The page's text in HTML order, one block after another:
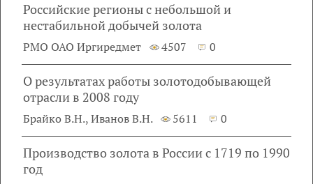
Российские регионы с небольшой и
нестабильной добычей золота
РМО ОАО Иргиредмет 4507 0
О результатах работы золотодобывающей
отрасли в 2008 году
Брайко В.Н., Иванов В.Н. 5611 0
Производство золота в России с 1719 по 1990
год